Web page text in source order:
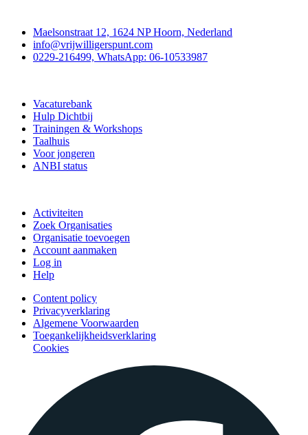
Maelsonstraat 12, 1624 NP Hoorn, Nederland
info@vrijwilligerspunt.com
0229-216499, WhatsApp: 06-10533987
Vacaturebank
Hulp Dichtbij
Trainingen & Workshops
Taalhuis
Voor jongeren
ANBI status
Activiteiten
Zoek Organisaties
Organisatie toevoegen
Account aanmaken
Log in
Help
Content policy
Privacyverklaring
Algemene Voorwaarden
Toegankelijkheidsverklaring
Cookies